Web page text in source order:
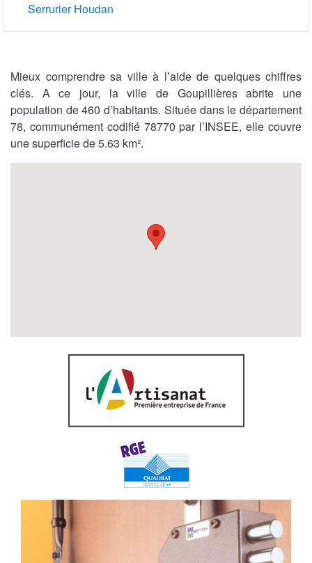
Serrurier Houdan
Mieux comprendre sa ville à l’aide de quelques chiffres
clés. A ce jour, la ville de Goupillières abrite une
population de 460 d’habitants. Située dans le département
78, communément codifié 78770 par l’INSEE, elle couvre
une superficie de 5.63 km².